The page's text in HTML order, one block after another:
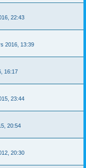
22:43
2016, 13:39
16:17
23:44
20:54
20:30